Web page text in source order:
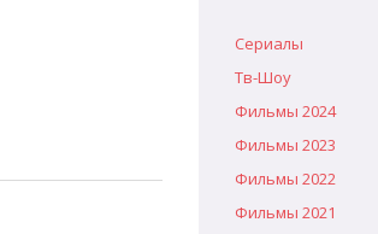
Сериалы
Тв-Шоу
Фильмы 2024
Фильмы 2023
Фильмы 2022
Фильмы 2021